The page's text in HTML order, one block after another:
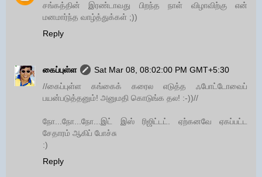
சங்கத்தின் இரண்டாவது பிறந்த நாள் விழாவிற்கு என்
மனமார்ந்த வாழ்த்துக்கள் ;))
Reply
கைப்புள்ள
Sat Mar 08, 08:02:00 PM GMT+5:30
//கைப்புள்ள கங்கைக் கரைல எடுத்த ஃபோட்டோவைப்
பயன்படுத்தனும்! அனுமதி கொடுங்க தல! :-))//
நோ...நோ...நோ...இட் இஸ் ரிஜிட்டட். ஏற்கனவே ஏகப்பட்ட
சேதாரம் ஆகிப் போச்சு
:)
Reply